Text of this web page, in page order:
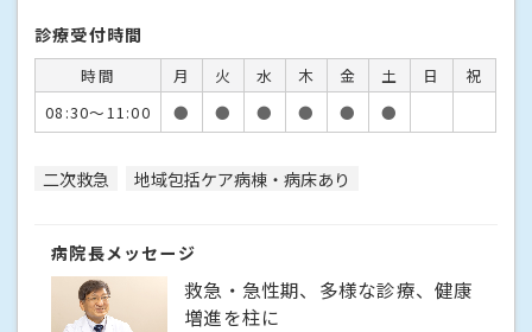
診療受付時間
時間 月 火 水 木 金 土 日
祝
08:30～11:00
● ● ● ● ● ●
二次救急 地域包括ケア病棟・病床あり
病院長メッセージ
救急・急性期、多様な診療、健康
増進を柱に